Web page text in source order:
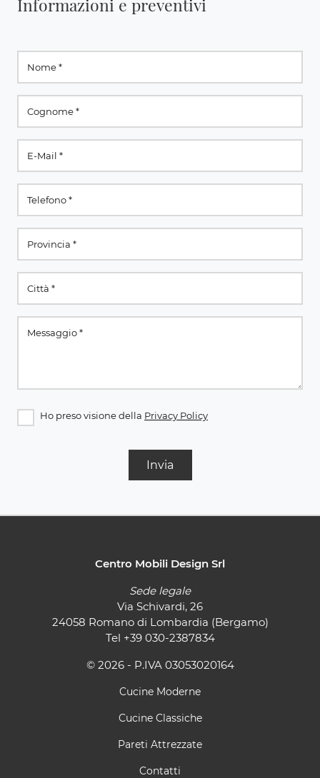
Informazioni e preventivi
Ho preso visione della Privacy Policy
Invia
Centro Mobili Design Srl
Sede legale
Via Schivardi, 26
24058 Romano di Lombardia (Bergamo)
Tel +39 030-2387834
© 2026 - P.IVA 03053020164
Cucine Moderne
Cucine Classiche
Pareti Attrezzate
Contatti